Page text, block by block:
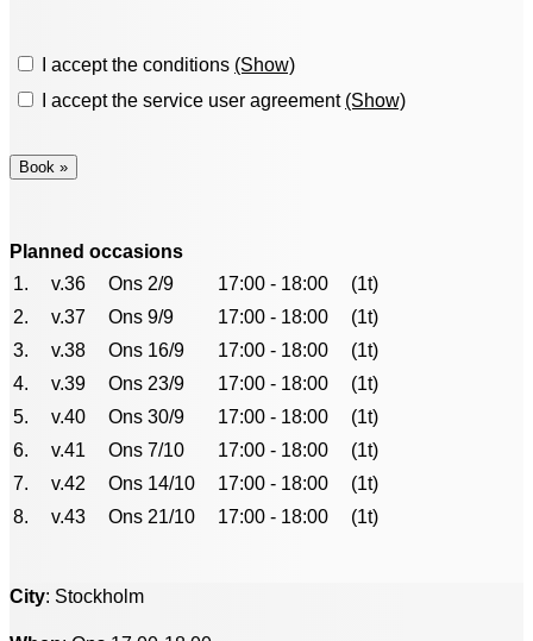
I accept the conditions (Show)
I accept the service user agreement (Show)
Planned occasions
1.
v.36 Ons 2/9 17:00 - 18:00
(1t)
2.
v.37 Ons 9/9 17:00 - 18:00
(1t)
3.
v.38 Ons 16/9 17:00 - 18:00
(1t)
4.
v.39 Ons 23/9 17:00 - 18:00
(1t)
5.
v.40 Ons 30/9 17:00 - 18:00
(1t)
6.
v.41 Ons 7/10 17:00 - 18:00
(1t)
7.
v.42 Ons 14/10 17:00 - 18:00
(1t)
8.
v.43 Ons 21/10 17:00 - 18:00 (1t)
City: Stockholm